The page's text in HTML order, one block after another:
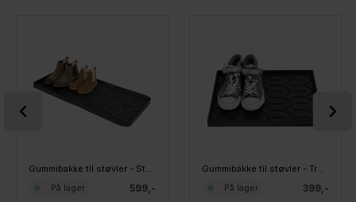
599,-
På lager
Gummibakke til støvler - Trekanter - M
399,-
På lager